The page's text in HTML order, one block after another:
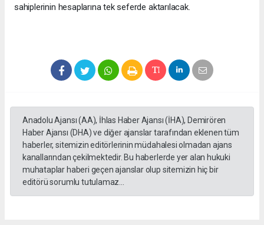
sahiplerinin hesaplarına tek seferde aktarılacak.
Anadolu Ajansı (AA), İhlas Haber Ajansı (İHA), Demirören
Haber Ajansı (DHA) ve diğer ajanslar tarafından eklenen tüm
haberler, sitemizin editörlerinin müdahalesi olmadan ajans
kanallarından çekilmektedir. Bu haberlerde yer alan hukuki
muhataplar haberi geçen ajanslar olup sitemizin hiç bir
editörü sorumlu tutulamaz...